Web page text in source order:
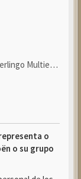
Blue ...
o
o su grupo